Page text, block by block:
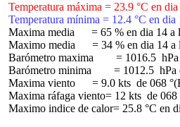
Temperatura máxima = 23.9 °C en
Temperatura mínima = 12.4 °C en dia
Maxima media      = 65 % en dia 14 a
Maximo media      = 34 % en dia 14 a
Barómetro maxima        = 1016.5
Barómetro minima        = 1012.5  hPa
Maxima viento      = 9.0 kts  de 068
Maxima ráfaga viento= 12 kts  de
Maximo indice de calor= 25.8 °C en